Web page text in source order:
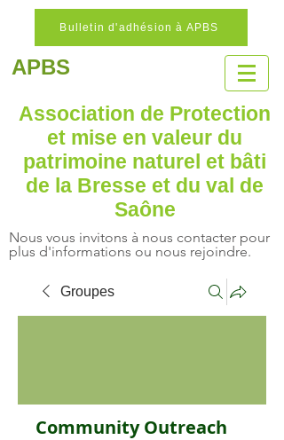
Bulletin d'adhésion à APBS
APBS
Association de Protection
et mise en valeur du
patrimoine naturel et bâti
de la Bresse et du val de
Saône
Nous vous invitons à nous contacter pour
plus d'informations ou nous rejoindre.
Groupes
Community Outreach